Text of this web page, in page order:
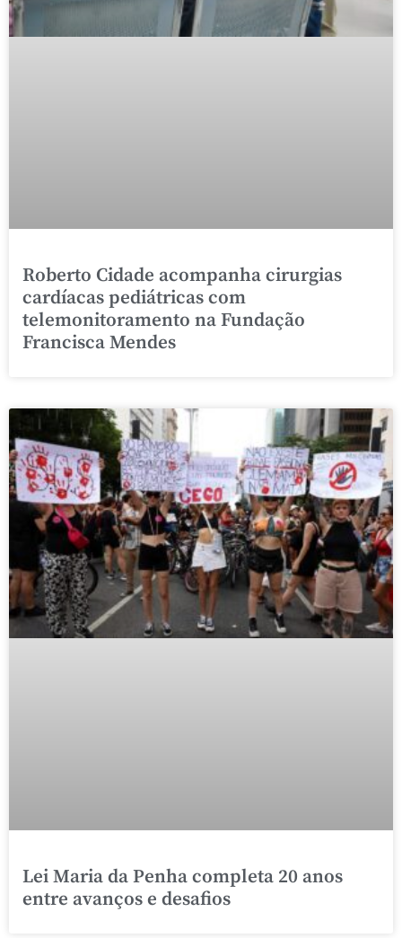
Roberto Cidade acompanha cirurgias
cardíacas pediátricas com
telemonitoramento na Fundação
Francisca Mendes
Lei Maria da Penha completa 20 anos
entre avanços e desafios